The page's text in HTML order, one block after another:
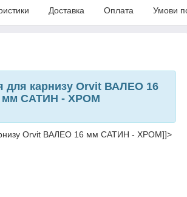
Доставка Оплата Умови
для карнизу Orvit ВАЛЕО 16
мм САТИН - ХРОМ
Orvit ВАЛЕО 16 мм САТИН - ХРОМ]]>